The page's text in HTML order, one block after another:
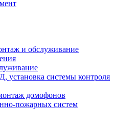
и обслуживание
системы контроля
домофонов
пожарных систем